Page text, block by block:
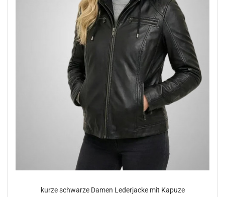
kurze schwar­ze Damen Le­der­ja­cke mit Ka­pu­ze